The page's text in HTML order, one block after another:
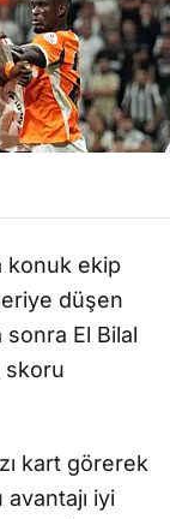
konuk ekip
düşen
El Bilal
skoru
kart görerek
avantajı iyi